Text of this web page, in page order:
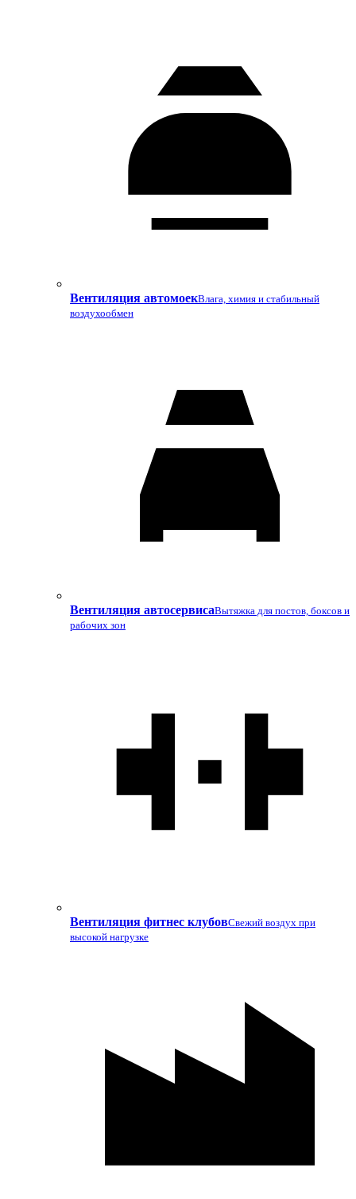
Вентиляция автомоекВлага, химия и стабильный
воздухообмен
Вентиляция автосервисаВытяжка для постов, боксов и
рабочих зон
Вентиляция фитнес клубовСвежий воздух при
высокой нагрузке